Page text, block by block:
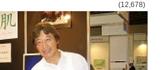
(12,678)